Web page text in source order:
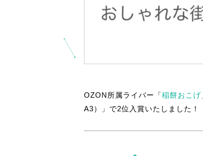
OZON所属ライバー「稲餅おこげ
A3）」で2位入賞いたしました！